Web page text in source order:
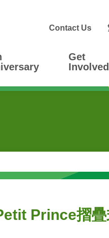
Contact Us
Get
Involved
Prince摺